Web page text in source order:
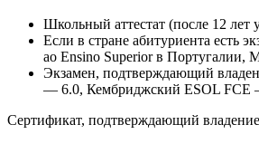
Школьный аттестат (после 12 лет
Если в стране абитуриента есть
ao Ensino Superior в Португалии,
Экзамен, подтверждающий
— 6.0, Кембриджский ESOL FCE
Сертификат, подтверждающий владение